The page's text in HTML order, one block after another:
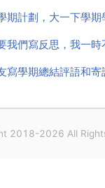
期計劃，大一下學期
寫學期總結評語和寄
2018-2026 All